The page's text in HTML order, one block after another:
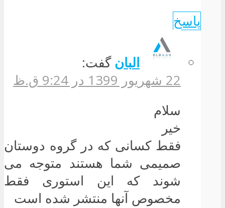
پاسخ
البان گفت:
22 شهریور 1399 در 9:24 ق.ظ
سلام
خیر
فقط کسانی که در گروه دوستان
صمیمی شما هستند متوجه می
شوند که این استوری فقط
مخصوص آنها منتشر شده است